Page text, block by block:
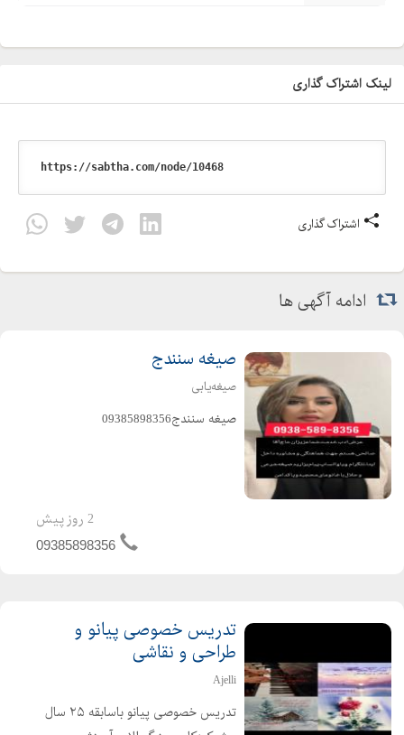
لینک اشتراک گذاری
اشتراک گذاری
ادامه آگهی ها
صیغه‌‌ سنندج
صیغه‌یابی
صیغه سنندج09385898356
2 روز پیش
09385898356
تدریس خصوصی پیانو و
طراحی و نقاشی
Ajelli
تدریس خصوصی پیانو باسابقه ۲۵ سال